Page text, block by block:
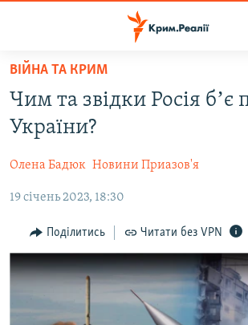
Перейти
основного
матеріалу
Перейти
до
навігації
Перейти
пошуку
ВІДЕО ТА ФОТО
ПОЛІТИКА
БЛОГИ
ПОГЛЯД
ІНТЕРВ'Ю
ВСЕ ЗА ДЕНЬ
СПЕЦПРОЕКТИ
ВІЙНА ТА КРИМ
Чим та звідки Росія бʼє
України?
Олена Бадюк Новини Приазов'я
19 січень 2023, 18:30
Поділитись Читати без VPN